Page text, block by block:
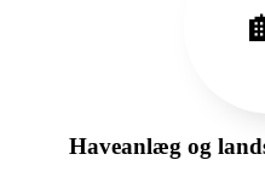
Haveanlæg og